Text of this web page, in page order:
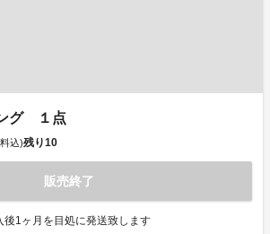
グ １点
込)残り10
販売終了
後1ヶ月を目処に発送致します